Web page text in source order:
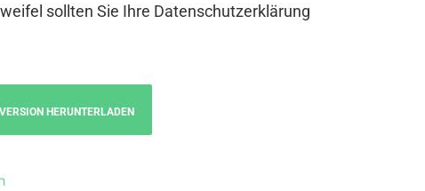
sollten Sie Ihre Datenschutzerklärung
HERUNTERLADEN